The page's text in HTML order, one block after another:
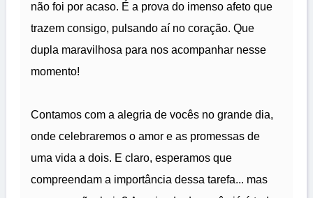
não foi por acaso. É a prova do imenso afeto que
trazem consigo, pulsando aí no coração. Que
dupla maravilhosa para nos acompanhar nesse
momento!
Contamos com a alegria de vocês no grande dia,
onde celebraremos o amor e as promessas de
uma vida a dois. E claro, esperamos que
compreendam a importância dessa tarefa... mas